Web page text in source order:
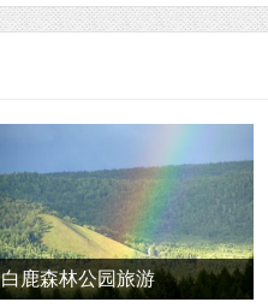
白鹿森林公园旅游